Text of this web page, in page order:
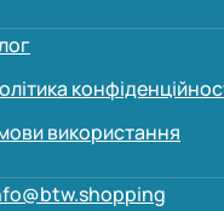
використання